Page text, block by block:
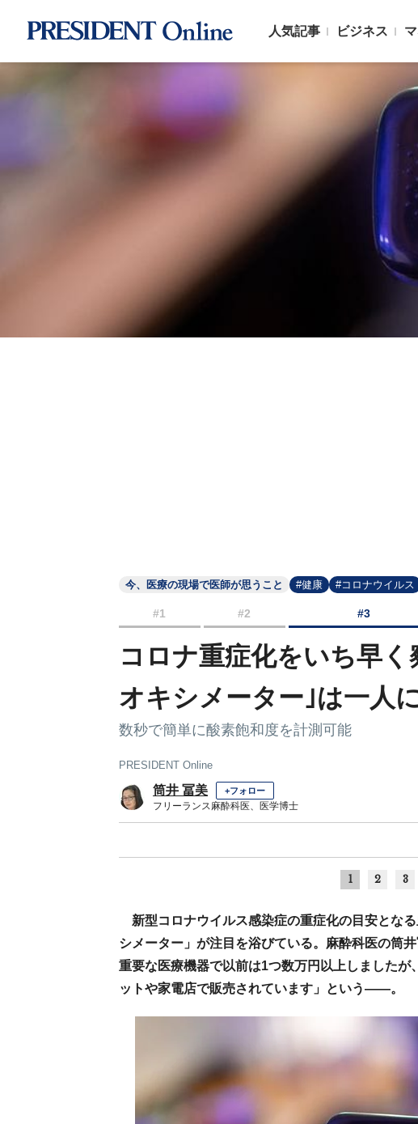
人気記事 ビジネス
今、医療の現場で医師が思うこと #健康 #コロナウイルス
#1 #2 #3
コロナ重症化をいち早
オキシメーター｣は一人
数秒で簡単に酸素飽和度を計測可能
PRESIDENT Online
筒井 冨美 +フォロー
フリーランス麻酔科医、医学博士
1 2 3
新型コロナウイルス感染症の重症化の目安とな
シメーター」が注目を浴びている。麻酔科医の筒
重要な医療機器で以前は1つ数万円以上しました
ットや家電店で販売されています」という――。